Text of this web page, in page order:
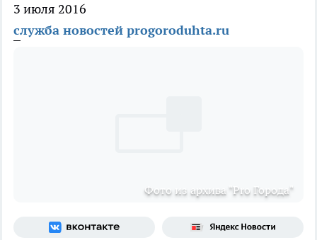
3 июля 2016
служба новостей progoroduhta.ru
Фото из архива "Pro Города"